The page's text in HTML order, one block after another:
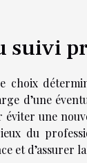
suivi
choix
d’une
une
du
et d’assurer